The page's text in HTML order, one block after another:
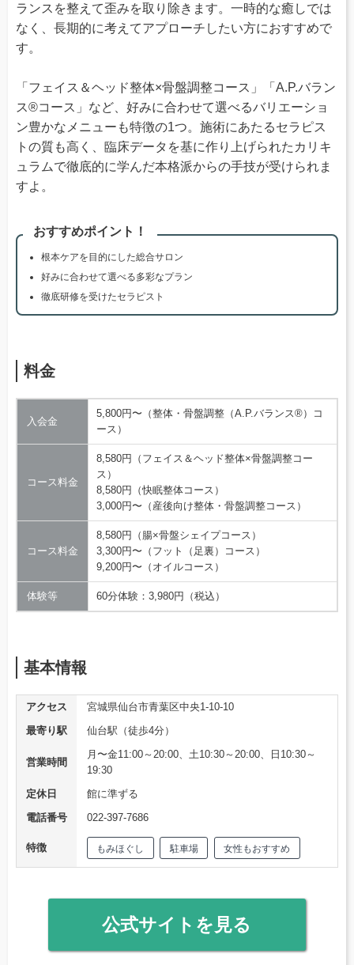
ランスを整えて歪みを取り除きます。一時的な癒しでは
なく、長期的に考えてアプローチしたい方におすすめで
す。
「フェイス＆ヘッド整体×骨盤調整コース」「A.P.バラン
ス®コース」など、好みに合わせて選べるバリエーショ
ン豊かなメニューも特徴の1つ。施術にあたるセラピス
トの質も高く、臨床データを基に作り上げられたカリキ
ュラムで徹底的に学んだ本格派からの手技が受けられま
すよ。
おすすめポイント！
根本ケアを目的にした総合サロン
好みに合わせて選べる多彩なプラン
徹底研修を受けたセラピスト
料金
入会金
5,800円〜（整体・骨盤調整（A.P.バランス®）コ
ース）
コース料金
8,580円（フェイス＆ヘッド整体×骨盤調整コー
ス）
8,580円（快眠整体コース）
3,000円〜（産後向け整体・骨盤調整コース）
コース料金
8,580円（腸×骨盤シェイプコース）
3,300円〜（フット（足裏）コース）
9,200円〜（オイルコース）
体験等 60分体験：3,980円（税込）
基本情報
アクセス
宮城県仙台市青葉区中央1-10-10
最寄り駅
仙台駅（徒歩4分）
営業時間
月〜金11:00～20:00、土10:30～20:00、日10:30～
19:30
定休日
館に準ずる
電話番号
022-397-7686
特徴 もみほぐし 駐車場 女性もおすすめ
公式サイトを見る